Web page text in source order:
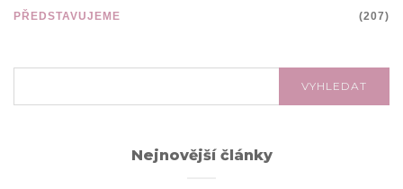
PŘEDSTAVUJEME (207)
VYHLEDAT
Nejnovější články